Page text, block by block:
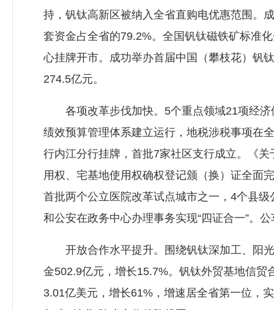
持，钒钛高新区被纳入全省直购电优惠范围。
套资金占全省的79.2%。全国钒钛磁铁矿标准
心挂牌开市。成功举办首届中国（攀枝花）钒
274.5亿元。
各项改革步伐加快。5个重点领域21项经济
绩效预算管理体系建立运行，地税涉税事项在
行内江分行挂牌，首批7家社区支行成立。《
用权、宅基地使用权确权登记颁（换）证全面
首批两个公立医院改革试点城市之一，4个县
和公安在政务中心办理事务实现“四证合一”。
开放合作水平提升。围绕钒钛深加工、阳光
金502.9亿元，增长15.7%。钒钛外贸基地信贸
3.01亿美元，增长61%，增速居全省第一位，